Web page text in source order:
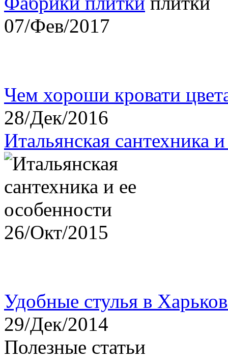
07/Фев/2017
Чем хороши кровати
28/Дек/2016
Итальянская сантехника
26/Окт/2015
Удобные стулья в
29/Дек/2014
Полезные статьи